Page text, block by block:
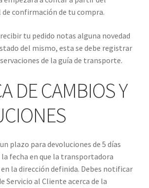
confirmación de tu compra.
tu pedido notas alguna novedad
del mismo, esta se debe registrar
de la guía de transporte.
DE CAMBIOS Y
plazo para devoluciones de 5 días
fecha en que la transportadora
la dirección definida. Debes notificar
Servicio al Cliente acerca de la